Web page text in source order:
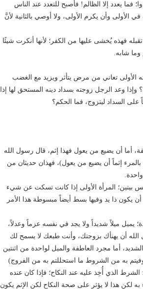
فما يعدد إلا الظالم! فأصبح للتعدد عند الناس
وأن يكرم الأولى، ولا أوصي بالثانية لأنَّ
تقبله فهذه يُخشى عليها من الكفر؛ لأنها أنكرت شيئًا
شابه.
الأولى تعاني من مرض يتأثر ويزيد مع الغضب
وعد الرجل زوجته بسداد دينه المستحق لها إذا
على السداد ليتزوج، فما الحكم؟
أما أن يضيع من يعول فهذا إثم، قال رسول الله
إثماً أن يضيع من يعول)، فهذان حديثان من
بيتين؛ المرأة الأولى إذا كانت تسكت عن شيء
يكون ذا يد وفيها بسط أيضاً مبسوطة هذا الأمر
يميل ميلاً شديداً ولا يجد في نفسه عزماً وعدلاً،
الله أن يهنأك بزوجتك، وأنت طبعك لا يسمح لك
أما مجرد العاطفة والميل لواحدة من اثنتين
به من الشروط ما استحللتم به من الفروج)
الذي أُخِذ عليه عند النكاح؛ فإذا كان عنده
هذا لا يؤثر على صحة النكاح لكن الإثم يكون